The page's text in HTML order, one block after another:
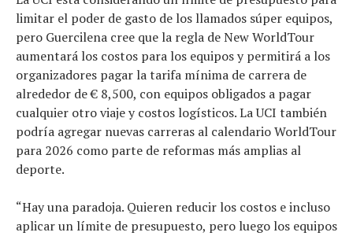
limitar el poder de gasto de los llamados súper equipos,
pero Guercilena cree que la regla de New WorldTour
aumentará los costos para los equipos y permitirá a los
organizadores pagar la tarifa mínima de carrera de
alrededor de € 8,500, con equipos obligados a pagar
cualquier otro viaje y costos logísticos. La UCI también
podría agregar nuevas carreras al calendario WorldTour
para 2026 como parte de reformas más amplias al
deporte.
“Hay una paradoja. Quieren reducir los costos e incluso
aplicar un límite de presupuesto, pero luego los equipos